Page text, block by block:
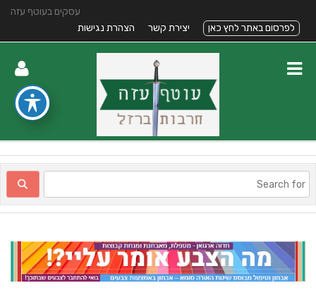
עסקים בעוטף עזה
לפרסום באתר לחץ כאן
יצירת קשר הצהרת נגישות